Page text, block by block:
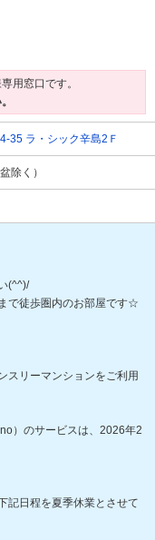
用窓口です。
35 ラ・シック辛島2Ｆ
除く）
(^^)/
で徒歩圏内のお部屋です☆
スリーマンションをご利用
）のサービスは、2026年2
記日程を夏季休業とさせて